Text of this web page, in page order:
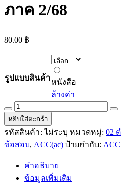
ภาค 2/68
80.00 ฿
รูปแบบสินค้า
หนังสือ
หนังสือ
ล้างค่า
ข้อสอบ
ชีท
ราม
ACC1102
บัญชี
ขั้น
หยิบใส่ตะกร้า
รหัสสินค้า:ไม่ระบุ หมวดหมู่: 02
ข้อสอบ, ACC(ac) ป้ายกำกับ:
คำอธิบาย
ข้อมูลเพิ่มเติม